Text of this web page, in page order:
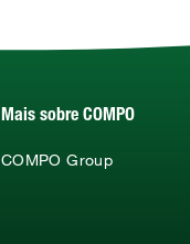
Mais sobre COMPO
COMPO Group